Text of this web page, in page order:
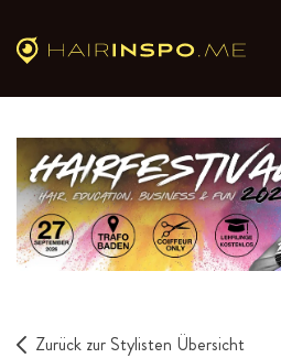
Zurück zur Stylisten Übersicht